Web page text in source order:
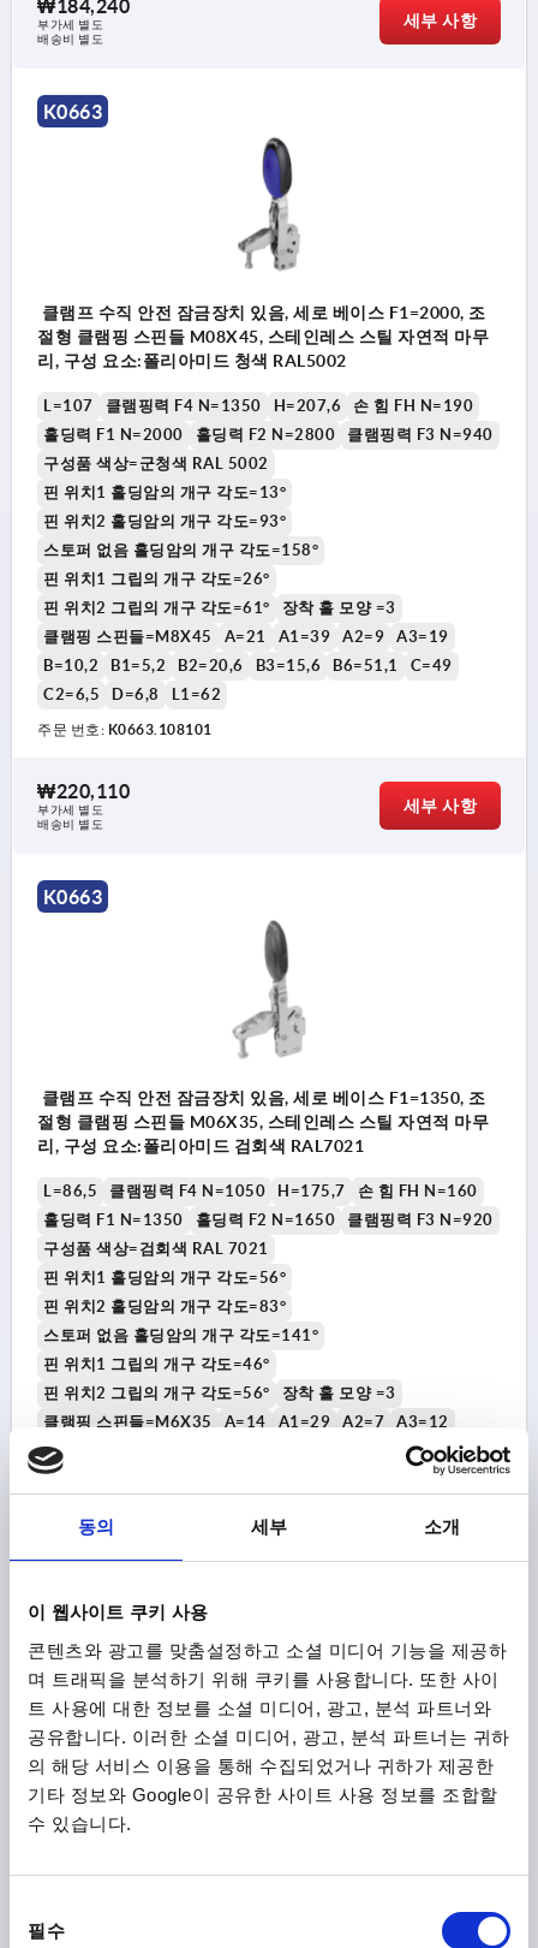
동의 세부 소개
이 웹사이트 쿠키 사용
콘텐츠와 광고를 맞춤설정하고 소셜 미디어 기능을 제공하
며 트래픽을 분석하기 위해 쿠키를 사용합니다. 또한 사이
트 사용에 대한 정보를 소셜 미디어, 광고, 분석 파트너와
공유합니다. 이러한 소셜 미디어, 광고, 분석 파트너는 귀하
의 해당 서비스 이용을 통해 수집되었거나 귀하가 제공한
기타 정보와 Google이 공유한 사이트 사용 정보를 조합할
수 있습니다.
필수
₩184,240
부가세 별도
배송비 별도
세부 사항
K0663
클램프 수직 안전 잠금장치 있음, 세로 베이스 F1=2000, 조
절형 클램핑 스핀들 M08X45, 스테인레스 스틸 자연적 마무
리, 구성 요소:폴리아미드 청색 RAL5002
L=107 클램핑력 F4 N=1350 H=207,6
손 힘 FH N=190
홀딩력 F1 N=2000
홀딩력 F2 N=2800
클램핑력 F3 N=940
구성품 색상=군청색 RAL 5002
핀 위치1 홀딩암의 개구 각도=13°
핀 위치2 홀딩암의 개구 각도=93°
스토퍼 없음 홀딩암의 개구 각도=158°
핀 위치1 그립의 개구 각도=26°
핀 위치2 그립의 개구 각도=61°
장착 홀 모양 =3
클램핑 스핀들=M8X45
A=21 A1=39 A2=9
A3=19
B=10,2
B1=5,2 B2=20,6 B3=15,6 B6=51,1
C=49
C2=6,5
D=6,8 L1=62
주문 번호: K0663.108101
₩220,110
부가세 별도
배송비 별도
세부 사항
K0663
클램프 수직 안전 잠금장치 있음, 세로 베이스 F1=1350, 조
절형 클램핑 스핀들 M06X35, 스테인레스 스틸 자연적 마무
리, 구성 요소:폴리아미드 검회색 RAL7021
L=86,5 클램핑력 F4 N=1050 H=175,7
손 힘 FH N=160
홀딩력 F1 N=1350
홀딩력 F2 N=1650
클램핑력 F3 N=920
구성품 색상=검회색 RAL 7021
핀 위치1 홀딩암의 개구 각도=56°
핀 위치2 홀딩암의 개구 각도=83°
스토퍼 없음 홀딩암의 개구 각도=141°
핀 위치1 그립의 개구 각도=46°
핀 위치2 그립의 개구 각도=56°
장착 홀 모양 =3
클램핑 스핀들=M6X35
A=14 A1=29 A2=7
A3=12
B=10,2
C=37,6
C2=5,5
배송비 별도
K0663
절형 클램핑 스핀들 M08X45, 스테인레스 스틸 자연적 마무
리, 구성 요소:폴리아미드 검회색 RAL7021